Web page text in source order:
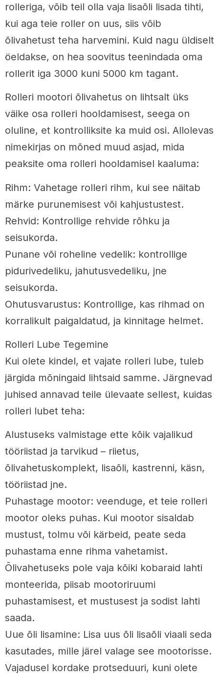
rolleriga, võib teil olla vaja lisaõli lisada tihti,
kui aga teie roller on uus, siis võib
õlivahetust teha harvemini. Kuid nagu üldiselt
öeldakse, on hea soovitus teenindada oma
rollerit iga 3000 kuni 5000 km tagant.
Rolleri mootori õlivahetus on lihtsalt üks
väike osa rolleri hooldamisest, seega on
oluline, et kontrolliksite ka muid osi. Allolevas
nimekirjas on mõned muud asjad, mida
peaksite oma rolleri hooldamisel kaaluma:
Rihm: Vahetage rolleri rihm, kui see näitab
märke purunemisest või kahjustustest.
Rehvid: Kontrollige rehvide rõhku ja
seisukorda.
Punane või roheline vedelik: kontrollige
pidurivedeliku, jahutusvedeliku, jne
seisukorda.
Ohutusvarustus: Kontrollige, kas rihmad on
korralikult paigaldatud, ja kinnitage helmet.
Rolleri Lube Tegemine
Kui olete kindel, et vajate rolleri lube, tuleb
järgida mõningaid lihtsaid samme. Järgnevad
juhised annavad teile ülevaate sellest, kuidas
rolleri lubet teha:
Alustuseks valmistage ette kõik vajalikud
tööriistad ja tarvikud – riietus,
õlivahetuskomplekt, lisaõli, kastrenni, käsn,
tööriistad jne.
Puhastage mootor: veenduge, et teie rolleri
mootor oleks puhas. Kui mootor sisaldab
mustust, tolmu või kärbeid, peate seda
puhastama enne rihma vahetamist.
Õlivahetuseks pole vaja kõiki kobaraid lahti
monteerida, piisab mootoriruumi
puhastamisest, et mustusest ja sodist lahti
saada.
Uue õli lisamine: Lisa uus õli lisaõli viaali seda
kasutades, mille järel valage see mootorisse.
Vajadusel kordake protseduuri, kuni olete